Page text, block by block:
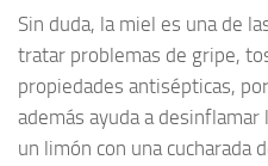
Sin duda, la miel es una de
tratar problemas de gripe,
propiedades antisépticas,
además ayuda a
un limón con una cucharada